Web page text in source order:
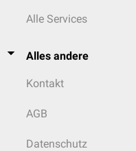
Alle Services
Alles andere
Kontakt
AGB
Datenschutz